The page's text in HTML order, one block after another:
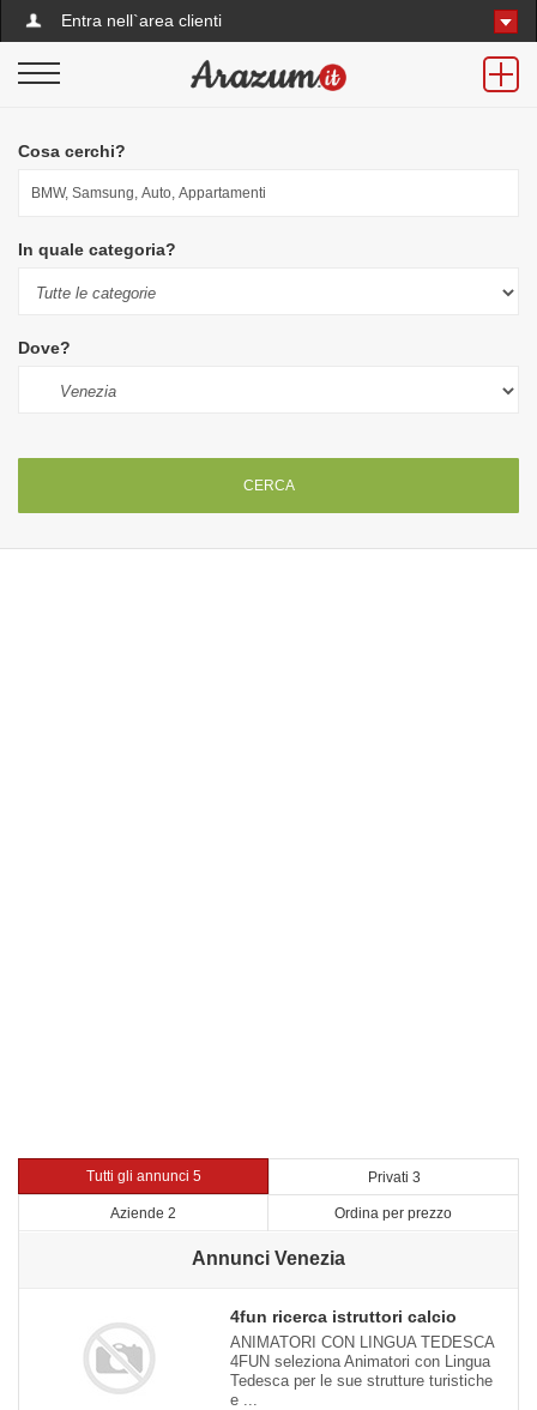
Entra nell`area clienti
Cosa cerchi?
In quale categoria?
Dove?
CERCA
Tutti gli annunci 5 Privati 3
Aziende 2 Ordina per prezzo
Annunci Venezia
4fun ricerca istruttori calcio
ANIMATORI CON LINGUA TEDESCA
4FUN seleziona Animatori con Lingua
Tedesca per le sue strutture turistiche
e ...